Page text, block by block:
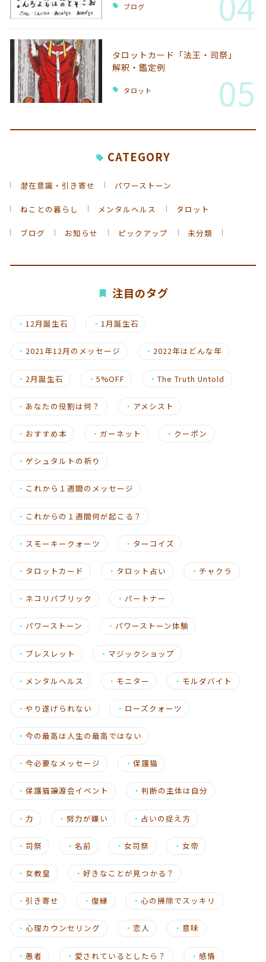
ブログ
タロットカード「法王・司祭」
解釈・鑑定例
タロット 05
CATEGORY
潜在意識・引き寄せ パワーストーン
ねことの暮らし メンタルヘルス タロット
ブログ お知らせ ピックアップ 未分類
注目のタグ
・ 12月誕生石 ・1月誕生石
・ 2021年12月のメッセージ ・2022年はどんな年
・ 2月誕生石 ・5%OFF ・The Truth Untold
・ あなたの役割は何？ ・ アメシスト
・ おすすめ本 ・ ガーネット ・ クーポン
・ ゲシュタルトの祈り
・ これから１週間のメッセージ
・ これからの１週間何が起こる？
・ スモーキークォーツ ・ ターコイズ
・ タロットカード ・ タロット占い ・ チャクラ
・ ネコリパブリック ・ パートナー
・ パワーストーン ・ パワーストーン体験
・ ブレスレット ・ マジックショップ
・ メンタルヘルス ・ モニター ・ モルダバイト
・ やり遂げられない ・ ローズクォーツ
・ 今の最高は人生の最高ではない
・ 今必要なメッセージ ・保護猫
・ 保護猫譲渡会イベント ・判断の主体は自分
・ 力 ・努力が嫌い ・ 占いの捉え方
・ 司祭 ・名前 ・女司祭 ・ 女帝
・ 女教皇 ・好きなことが見つかる？
・ 引き寄せ ・復縁 ・心の掃除でスッキリ
・ 心理カウンセリング ・恋人 ・ 意味
・ 愚者 ・ 愛されているとしたら？ ・感情